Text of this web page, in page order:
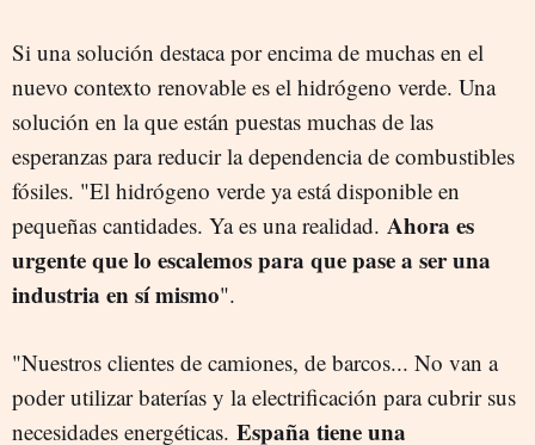
Si una solución destaca por encima de muchas en el
nuevo contexto renovable es el hidrógeno verde. Una
solución en la que están puestas muchas de las
esperanzas para reducir la dependencia de combustibles
fósiles. "El hidrógeno verde ya está disponible en
pequeñas cantidades. Ya es una realidad. Ahora es
urgente que lo escalemos para que pase a ser una
industria en sí mismo".
"Nuestros clientes de camiones, de barcos... No van a
poder utilizar baterías y la electrificación para cubrir sus
necesidades energéticas. España tiene una